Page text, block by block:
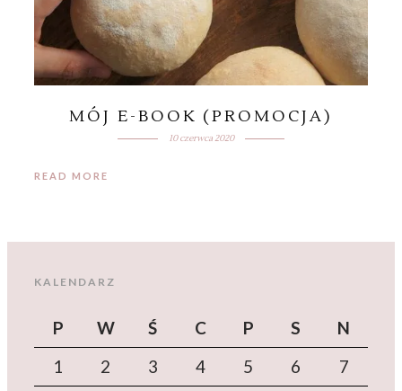
MÓJ E-BOOK (PROMOCJA)
10 czerwca 2020
READ MORE
KALENDARZ
P W Ś C P S
N
1
2 3 4 5 6
7